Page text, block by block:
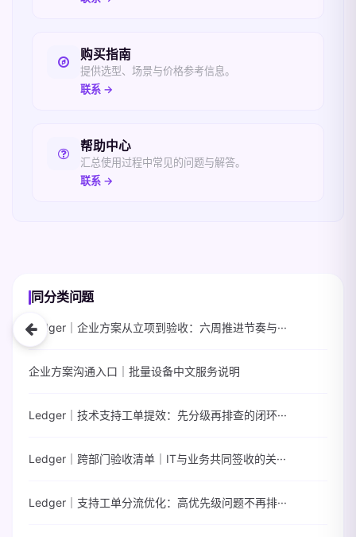
购买指南
提供选型、场景与价格参考信息。
联系 →
帮助中心
汇总使用过程中常见的问题与解答。
联系 →
同分类问题
Ledger｜企业方案从立项到验收：六周推进节奏与···
企业方案沟通入口｜批量设备中文服务说明
Ledger｜技术支持工单提效：先分级再排查的闭环···
Ledger｜跨部门验收清单｜IT与业务共同签收的关···
Ledger｜支持工单分流优化：高优先级问题不再排···